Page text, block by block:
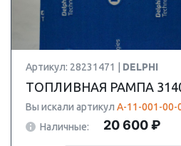
Артикул: 28231471 | DELPHI
ТОПЛИВНАЯ РАМПА
Вы искали артикул А-11-001-00-
Наличные:
20 600 ₽